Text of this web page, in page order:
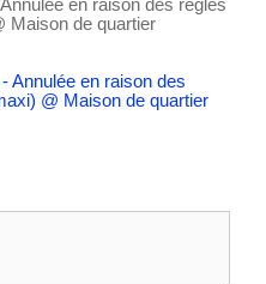
en raison des règles
Maison de quartier